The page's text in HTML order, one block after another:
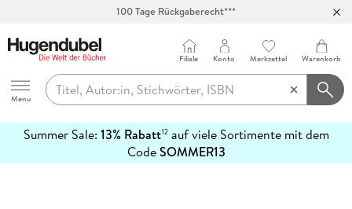
100 Tage Rückgaberecht***
Hugendubel
Menu
Filiale Konto Merkzettel Warenkorb
Summer Sale: 13% Rabatt12auf viele Sortimente mit dem
CodeSOMMER13
erfahren